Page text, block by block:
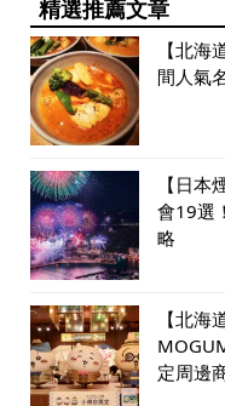
精選推薦文章
【北
間人氣
【日
會19選
略
【北
定周邊